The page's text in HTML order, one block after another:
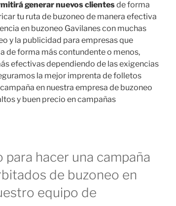
generar nuevos clientesde forma
tu ruta de buzoneo de manera efectiva
en buzoneo Gavilanes con muchas
y la publicidad para empresas que
de forma más contundente o menos,
efectivas dependiendo de las exigencias
la mejor imprenta de folletos
en nuestra empresa de buzoneo
y buen precio en campañas
para hacer una campaña
de buzoneo en
equipo de